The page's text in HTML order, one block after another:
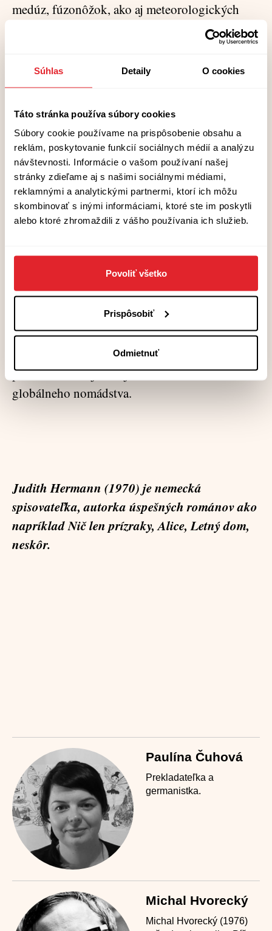
Súhlas Detaily O cookies
Táto stránka používa súbory cookies
Súbory cookie používame na prispôsobenie obsahu a
reklám, poskytovanie funkcií sociálnych médií a analýzu
návštevnosti. Informácie o vašom používaní našej
stránky zdieľame aj s našimi sociálnymi médiami,
reklamnými a analytickými partnermi, ktorí ich môžu
skombinovať s inými informáciami, ktoré ste im poskytli
alebo ktoré zhromaždili z vášho používania ich služieb.
Povoliť všetko
Prispôsobiť
Odmietnuť
medúz, fúzonôžok, ako aj meteorologických
správ. Navyše, nespoľahlivá rozprávačka často
pochybuje o svojich schopnostiach pamätať si
kľúčové udalosti vlastného života. Spomienky
pravidelne konfrontuje s bývalým partnerom,
konšpiráciám.
7. Po nemecky písaná literatúra v preklade na
Slovensku ešte stále veľmi zaostáva za inými
literatúrami. Prečo by si odporučil
Hermannovej román slovenským čitateľom a
čitateľkám?
Je to krátka, ale mimoriadna kniha. Prečítate ju
za dva-tri večery, ale zostane vo vás veľmi dlho.
Judith Hermann sa podarilo zachytiť niečo
kľúčové zo životného pocitu súčasníka –
existenciálne odcudzenie v čoraz zložitejšom
svete, osamelosť v džungli digitálnych médií aj
pokus znova nájsť svoje korene v ére
globálneho nomádstva.
Judith Hermann (1970) je nemecká
spisovateľka, autorka úspešných románov ako
napríkladNič len prízraky, Alice, Letný dom,
neskôr.
Paulína Čuhová
Prekladateľka a
germanistka.
Michal Hvorecký
Michal Hvorecký (1976)